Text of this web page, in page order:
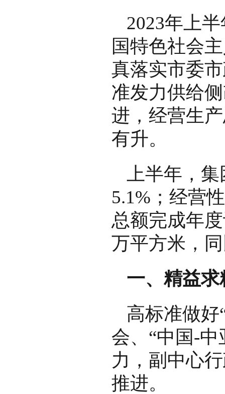
2023年上
国特色社会
真落实市委
准发力供给
进，经营生
有升。
上半年，
5.1%；经营
总额完成年
万平方米，
一、精益
高标准做好
会、“中国-
力，副中心
推进。